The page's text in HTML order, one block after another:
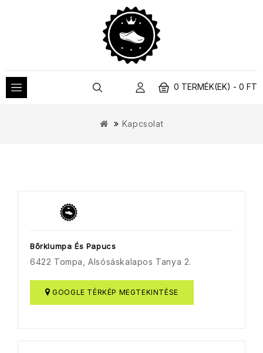
0 TERMÉK(EK) - 0 FT
Kapcsolat
Bőrklumpa És Papucs
6422 Tompa, Alsósáskalapos Tanya 2.
GOOGLE TÉRKÉP MEGTEKINTÉSE